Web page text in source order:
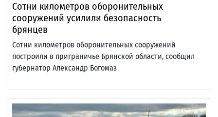
Сотни километров оборонительных
сооружений усилили безопасность
брянцев
Сотни километров оборонительных сооружений
построили в приграничье Брянской области, сообщил
губернатор Александр Богомаз